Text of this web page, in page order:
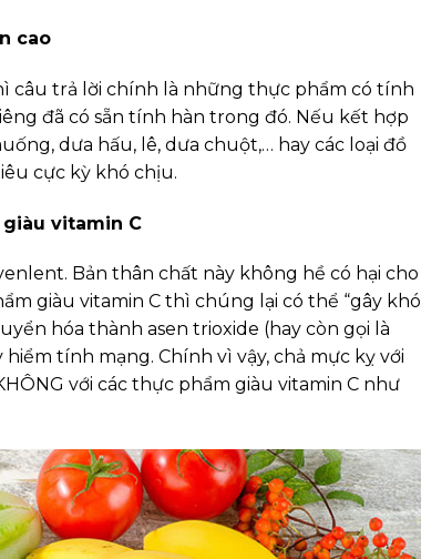
cao
câu trả lời chính là những thực phẩm có tính
đã có sẵn tính hàn trong đó. Nếu kết hợp
dưa hấu, lê, dưa chuột,… hay các loại đồ
cực kỳ khó chịu.
vitamin C
Bản thân chất này không hề có hại cho
giàu vitamin C thì chúng lại có thể “gây khó
hóa thành asen trioxide (hay còn gọi là
tính mạng. Chính vì vậy, chả mực kỵ với
với các thực phẩm giàu vitamin C như